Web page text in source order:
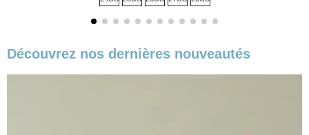
Découvrez nos dernières nouveautés